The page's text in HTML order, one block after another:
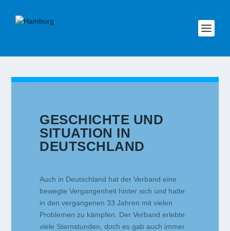
GESCHICHTE UND
SITUATION IN
DEUTSCHLAND
Auch in Deutschland hat der Verband eine
bewegte Vergangenheit hinter sich und hatte
in den vergangenen 33 Jahren mit vielen
Problemen zu kämpfen. Der Verband erlebte
viele Sternstunden, doch es gab auch immer